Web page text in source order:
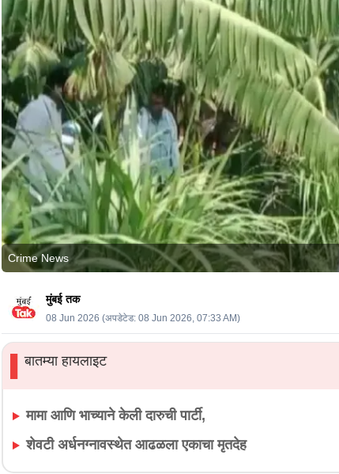
Crime News
मुंबई तक
08 Jun 2026 (अपडेटेड: 08 Jun 2026, 07:33 AM)
▌बातम्या हायलाइट
मामा आणि भाच्याने केली दारुची पार्टी,
शेवटी अर्धनग्नावस्थेत आढळला एकाचा मृतदेह